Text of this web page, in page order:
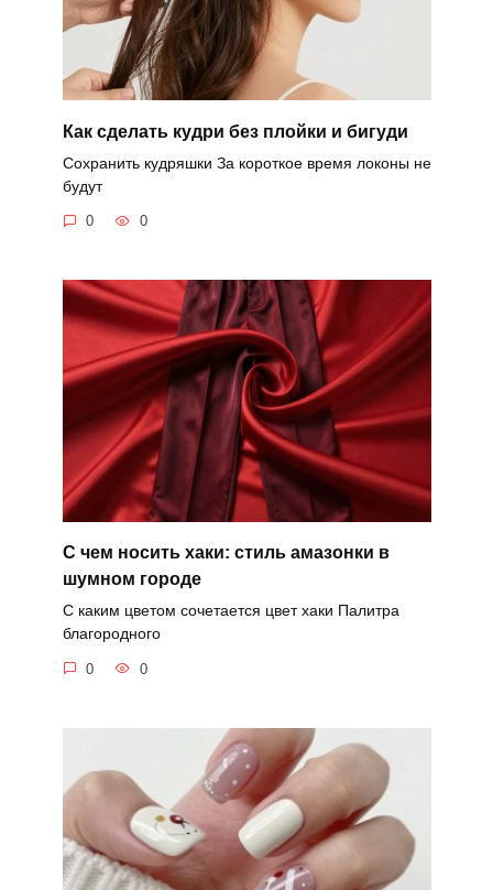
Как сделать кудри без плойки и бигуди
Сохранить кудряшки За короткое время локоны не
будут
0 0
С чем носить хаки: стиль амазонки в
шумном городе
С каким цветом сочетается цвет хаки Палитра
благородного
0 0